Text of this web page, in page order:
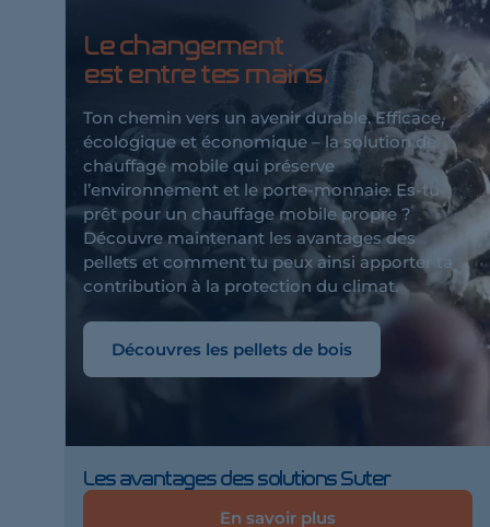
Le changement
est entre tes mains.
Ton chemin vers un avenir durable. Efficace,
écologique et économique – la solution de
chauffage mobile qui préserve
l’environnement et le porte-monnaie. Es-tu
prêt pour un chauffage mobile propre ?
Découvre maintenant les avantages des
pellets et comment tu peux ainsi apporter ta
contribution à la protection du climat.
Découvres les pellets de bois
Les avantages des solutions Suter
En savoir plus